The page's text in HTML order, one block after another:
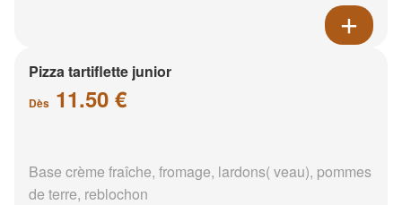
Pizza tartiflette junior
Dès 11.50 €
Base crème fraîche, fromage, lardons( veau), pommes
de terre, reblochon